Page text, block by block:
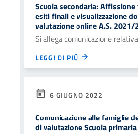
Scuola secondaria:
esiti finali e visualizzazione
valutazione online A.S. 2021/
Si allega comunicazione
LEGGI DI PIÙ
6 GIUGNO 2022
Comunicazione alle famiglie
di valutazione Scuola primaria